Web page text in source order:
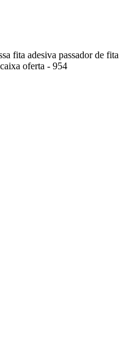
fita adesiva passador de fita
oferta - 954